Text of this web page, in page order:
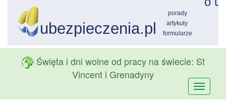
Święta i dni wolne od pracy na świecie: St
Vincent i Grenadyny